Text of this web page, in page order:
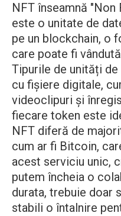
NFT înseamnă "Non
este o unitate de
pe un blockchain, o
care poate fi
Tipurile de unități
cu fișiere digitale,
videoclipuri și
fiecare token este
NFT diferă de
cum ar fi Bitcoin,
acest serviciu unic,
putem încheia o
durata, trebuie doar
stabili o întalnire